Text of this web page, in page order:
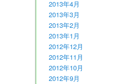
2013年4月
2013年3月
2013年2月
2013年1月
2012年12月
2012年11月
2012年10月
2012年9月